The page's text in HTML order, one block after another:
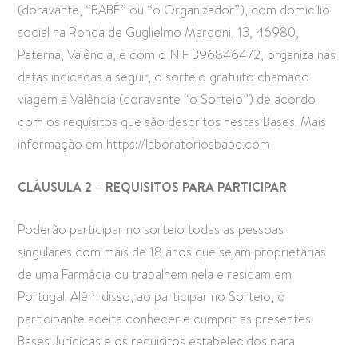
(doravante, “BABÉ” ou “o Organizador”), com domicílio
social na Ronda de Guglielmo Marconi, 13, 46980,
Paterna, Valência, e com o NIF B96846472, organiza nas
datas indicadas a seguir, o sorteio gratuito chamado
viagem a Valência (doravante “o Sorteio”) de acordo
com os requisitos que são descritos nestas Bases. Mais
informação em https://laboratoriosbabe.com
CLÁUSULA 2 – REQUISITOS PARA PARTICIPAR
Poderão participar no sorteio todas as pessoas
singulares com mais de 18 anos que sejam proprietárias
de uma Farmácia ou trabalhem nela e residam em
Portugal. Além disso, ao participar no Sorteio, o
participante aceita conhecer e cumprir as presentes